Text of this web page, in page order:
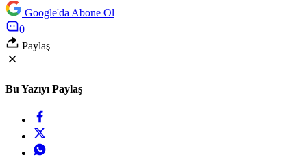
Google'da Abone Ol
0
Paylaş
Bu Yazıyı Paylaş